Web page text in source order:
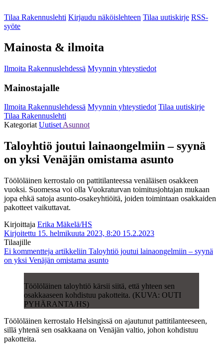
Tilaa Rakennuslehti Kirjaudu näköislehteen Tilaa uutiskirje RSS-
syöte
Mainosta & ilmoita
Ilmoita Rakennuslehdessä Myynnin yhteystiedot
Mainostajalle
Ilmoita Rakennuslehdessä Myynnin yhteystiedot Tilaa uutiskirje
Tilaa Rakennuslehti
KategoriatUutisetAsunnot
Talo­yhtiö joutui lainaongelmiin – syynä
on yksi Venäjän omistama asunto
Töölöläinen kerrostalo on pattitilanteessa venäläisen osakkeen
vuoksi. Suomessa voi olla Vuokraturvan toimitusjohtajan mukaan
jopa ehkä satoja asunto-osakeyhtiöitä, joiden toimintaan osakkaiden
pakotteet vaikuttavat.
Kirjoittaja Erika Mäkelä/HS
Kirjoitettu 15. helmikuuta 2023, 8:20 15.2.2023
Tilaajille
Ei kommentteja artikkeliin Talo­yhtiö joutui lainaongelmiin – syynä
on yksi Venäjän omistama asunto
Töölöläinen taloyhtiö kärsii siitä, että yhteen sen
osakkaaseen kohdistuu pakotteita. (KUVA: OUTI
PYHÄRANTA/HS)
Töölöläinen kerrostalo Helsingissä on ajautunut pattitilanteeseen,
sillä yhtenä sen osakkaana on Venäjän valtio, johon kohdistuu
pakotteita.